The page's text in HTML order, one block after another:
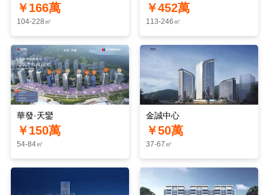
￥166萬
104-228㎡
￥452萬
113-246㎡
華發·天鑾
￥150萬
54-84㎡
金誠中心
￥50萬
37-67㎡